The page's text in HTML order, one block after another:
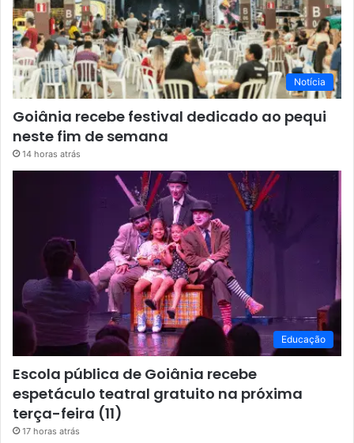
Notícia
Goiânia recebe festival dedicado ao pequi
neste fim de semana
14 horas atrás
Educação
Escola pública de Goiânia recebe
espetáculo teatral gratuito na próxima
terça-feira (11)
17 horas atrás